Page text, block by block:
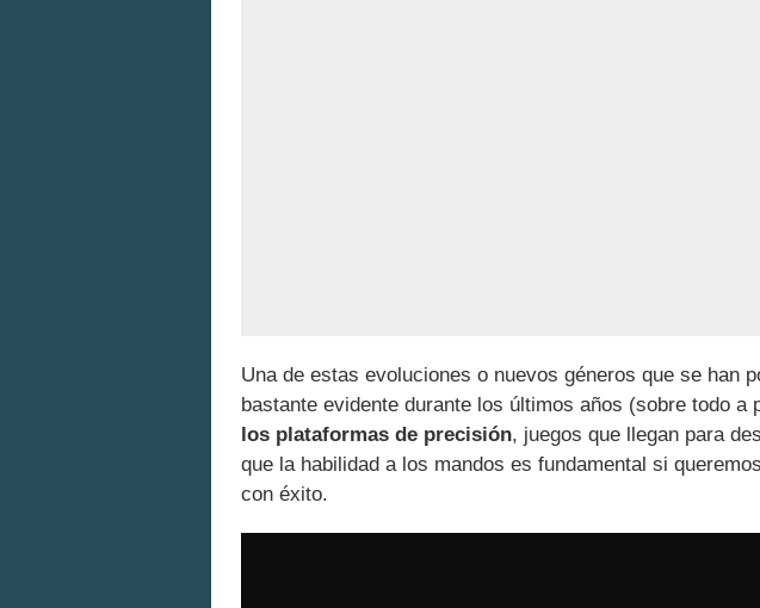
Una de estas evoluciones o nuevos géneros que se han
bastante evidente durante los últimos años (sobre todo a
los plataformas de precisión, juegos que llegan para
que la habilidad a los mandos es fundamental si
con éxito.